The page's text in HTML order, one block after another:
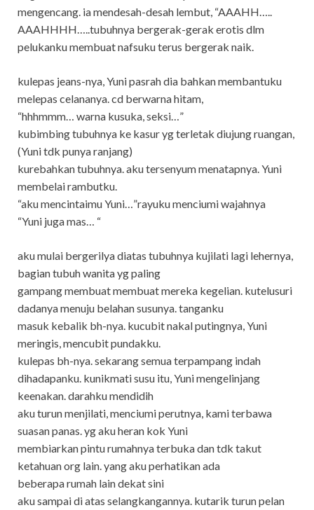
mengencang. ia mendesah-desah lembut, “AAAHH…..
AAAHHHH…..tubuhnya bergerak-gerak erotis dlm
pelukanku membuat nafsuku terus bergerak naik.
kulepas jeans-nya, Yuni pasrah dia bahkan membantuku
melepas celananya. cd berwarna hitam,
“hhhmmm… warna kusuka, seksi…”
kubimbing tubuhnya ke kasur yg terletak diujung ruangan,
(Yuni tdk punya ranjang)
kurebahkan tubuhnya. aku tersenyum menatapnya. Yuni
membelai rambutku.
“aku mencintaimu Yuni…”rayuku menciumi wajahnya
“Yuni juga mas… “
aku mulai bergerilya diatas tubuhnya kujilati lagi lehernya,
bagian tubuh wanita yg paling
gampang membuat membuat mereka kegelian. kutelusuri
dadanya menuju belahan susunya. tanganku
masuk kebalik bh-nya. kucubit nakal putingnya, Yuni
meringis, mencubit pundakku.
kulepas bh-nya. sekarang semua terpampang indah
dihadapanku. kunikmati susu itu, Yuni mengelinjang
keenakan. darahku mendidih
aku turun menjilati, menciumi perutnya, kami terbawa
suasan panas. yg aku heran kok Yuni
membiarkan pintu rumahnya terbuka dan tdk takut
ketahuan org lain. yang aku perhatikan ada
beberapa rumah lain dekat sini
aku sampai di atas selangkangannya. kutarik turun pelan